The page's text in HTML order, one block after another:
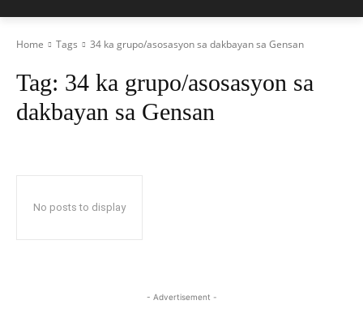
Home Tags 34 ka grupo/asosasyon sa dakbayan sa Gensan
Tag: 34 ka grupo/asosasyon sa
dakbayan sa Gensan
No posts to display
- Advertisement -